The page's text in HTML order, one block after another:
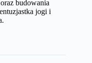
budowania
jogi i